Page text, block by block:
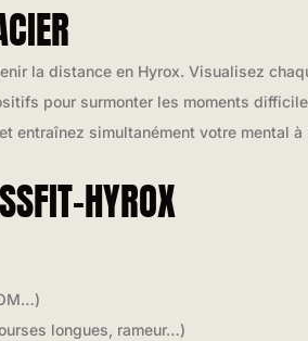
la distance en Hyrox. Visualisez
pour surmonter les moments
et entraînez simultanément votre mental
HYROX
longues, rameur…)